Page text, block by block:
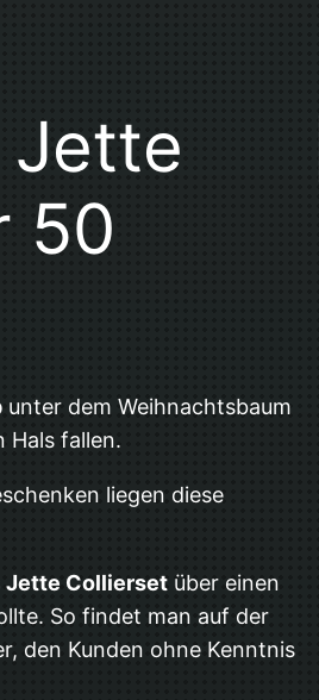
Jette
50
unter dem Weihnachtsbaum
Hals fallen.
liegen diese
Jette Collierset über einen
So findet man auf der
den Kunden ohne Kenntnis